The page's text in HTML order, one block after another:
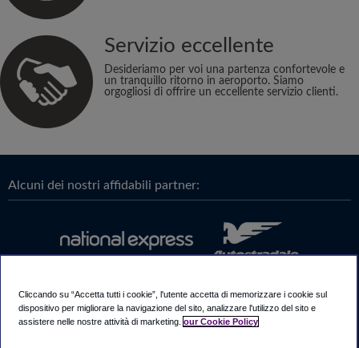
Servizio eccellente
Desideriamo per voi una partenza confortevole e
un tranquillo ritorno in aeroporto. Siamo
orgogliosi di offrire un eccellente servizio clienti.
Alcuni dei nostri affidabili partner:
Cliccando su “Accetta tutti i cookie”, l'utente accetta di memorizzare i cookie sul
dispositivo per migliorare la navigazione del sito, analizzare l'utilizzo del sito e
assistere nelle nostre attività di marketing. our Cookie Policy